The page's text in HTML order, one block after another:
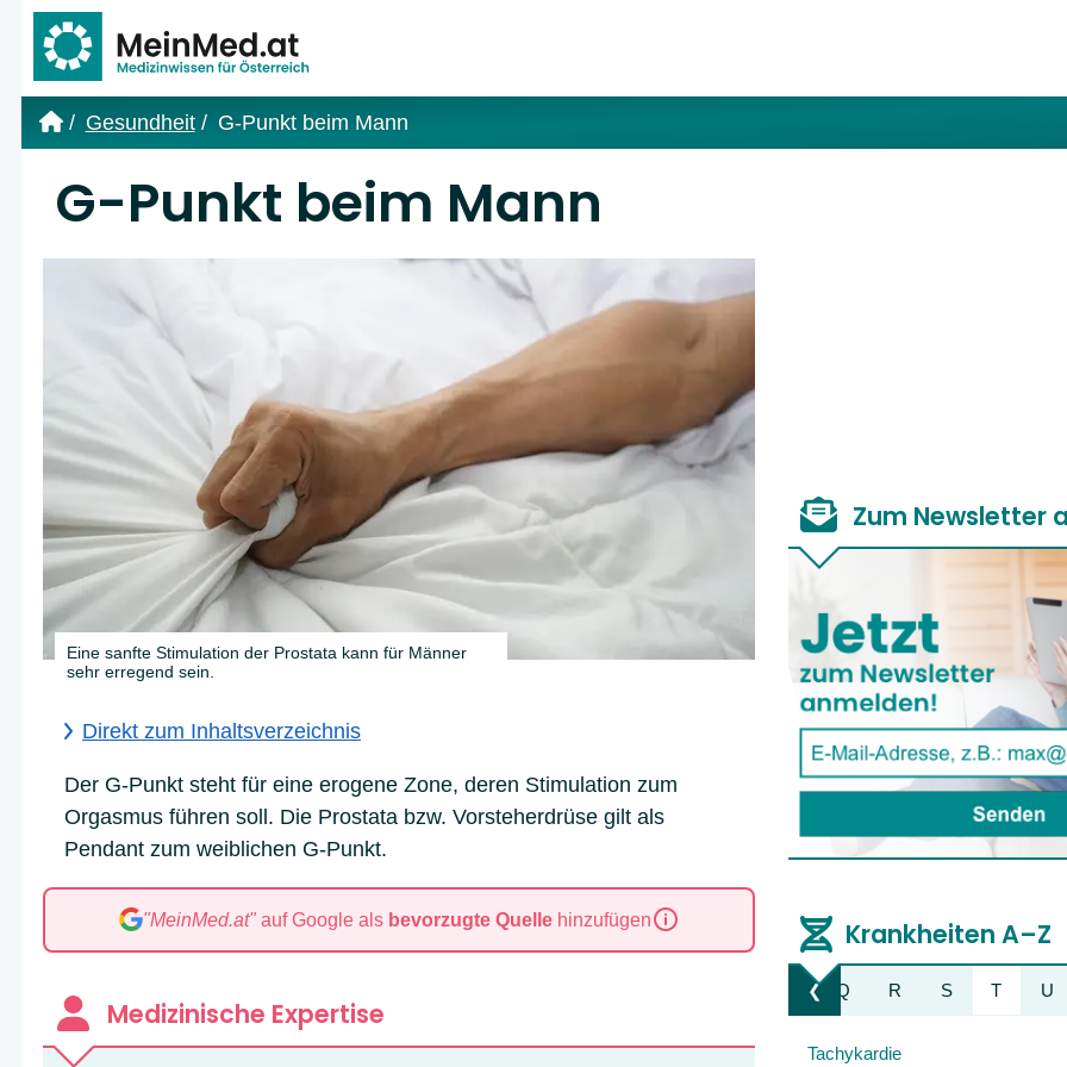
Gesundheit G-Punkt beim Mann
G-Punkt beim Mann
Eine sanfte Stimulation der Prostata kann für Männer
sehr erregend sein.
Direkt zum Inhaltsverzeichnis
Der G-Punkt steht für eine erogene Zone, deren Stimulation zum
Orgasmus führen soll. Die Prostata bzw. Vorsteherdrüse gilt als
Pendant zum weiblichen G-Punkt.
"MeinMed.at"auf Google als bevorzugte Quellehinzufügen
Medizinische Expertise
Zum Newsletter
Krankheiten A–Z
❮Liste nach links bewegen
Q R S T U
Tachykardie